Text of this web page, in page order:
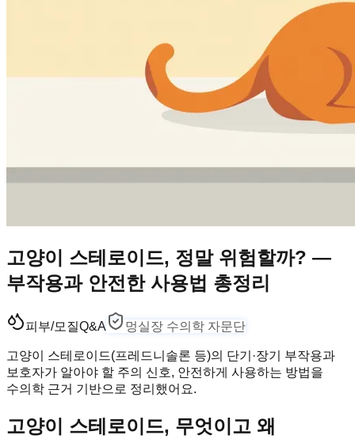
고양이 스테로이드, 정말 위험할까? —
부작용과 안전한 사용법 총정리
피부/모질Q&A 멍실장 수의학 자문단
고양이 스테로이드(프레드니솔론 등)의 단기·장기 부작용과
보호자가 알아야 할 주의 신호, 안전하게 사용하는 방법을
수의학 근거 기반으로 정리했어요.
고양이 스테로이드, 무엇이고 왜